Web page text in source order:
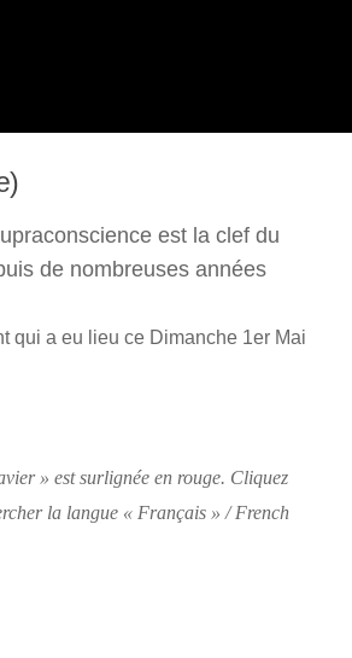
est la clef du
de nombreuses années
qui a eu lieu ce Dimanche 1er Mai
» est surlignée en rouge. Cliquez
la langue « Français » / French